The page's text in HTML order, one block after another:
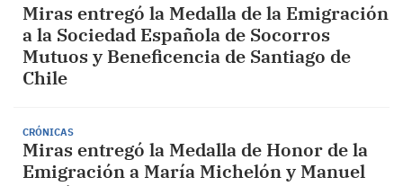
Miras entregó la Medalla de la Emigración
a la Sociedad Española de Socorros
Mutuos y Beneficencia de Santiago de
Chile
CRÓNICAS
Miras entregó la Medalla de Honor de la
Emigración a María Michelón y Manuel